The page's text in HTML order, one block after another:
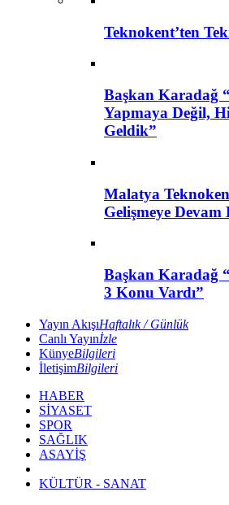
Teknokent’ten
Başkan Karadağ
Yapmaya Değil,
Geldik”
Malatya
Gelişmeye
Başkan Karadağ
3 Konu Vardı”
Yayın AkışıHaftalık / Günlük
Canlı Yayınİzle
KünyeBilgileri
İletişimBilgileri
HABER
SİYASET
SPOR
SAĞLIK
ASAYİŞ
KÜLTÜR - SANAT